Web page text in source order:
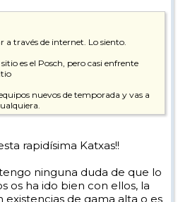
a través de internet. Lo siento.
es el Posch, pero casi enfrente
nuevos de temporada y vas a
rapidísima Katxas!!
ninguna duda de que lo
os ha ido bien con ellos, la
existencias de gama alta o es